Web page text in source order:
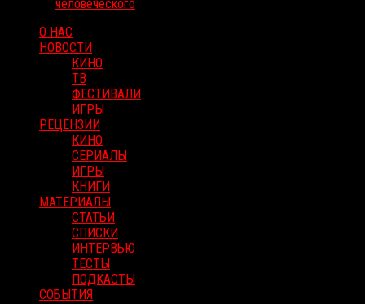
человеческого
О НАС
НОВОСТИ
КИНО
ТВ
ФЕСТИВАЛИ
ИГРЫ
РЕЦЕНЗИИ
КИНО
СЕРИАЛЫ
ИГРЫ
КНИГИ
МАТЕРИАЛЫ
СТАТЬИ
СПИСКИ
ИНТЕРВЬЮ
ТЕСТЫ
ПОДКАСТЫ
СОБЫТИЯ